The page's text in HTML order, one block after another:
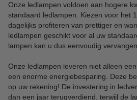
Onze ledlampen voldoen aan hogere
standaard ledlampen. Kiezen voor het
dagelijks profiteren van prettiger en
ledlampen geschikt voor al uw
lampen kan u dus eenvoudig
Onze ledlampen leveren niet alleen
een enorme energiebesparing. Deze
op uw rekening! De investering in
dan een jaar terugverdiend, terwijl de